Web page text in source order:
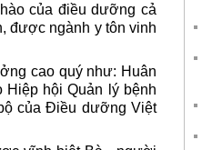
của điều dưỡng cả
được ngành y tôn vinh
cao quý như: Huân
hội Quản lý bệnh
của Điều dưỡng Việt